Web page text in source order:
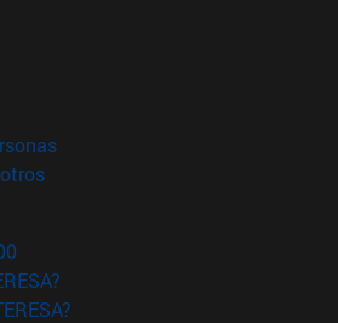
nueva ventana)
(abre en nueva ventana)
(abre en nueva ventana)